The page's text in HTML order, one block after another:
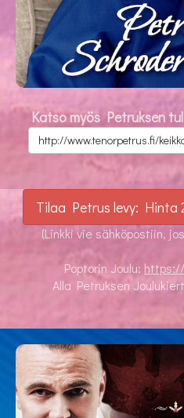
Katso myös Petruksen
http://www.tenorpetrus.fi/
Tilaa Petrus levy: Hinta
(Linkki vie sähköpostiin,
Poptorin Joulu:
Alla Petruksen